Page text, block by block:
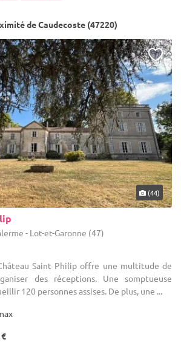
de Caudecoste (47220)
(44)
- Lot-et-Garonne (47)
Saint Philip offre une multitude de
des réceptions. Une somptueuse
120 personnes assises. De plus, une ...